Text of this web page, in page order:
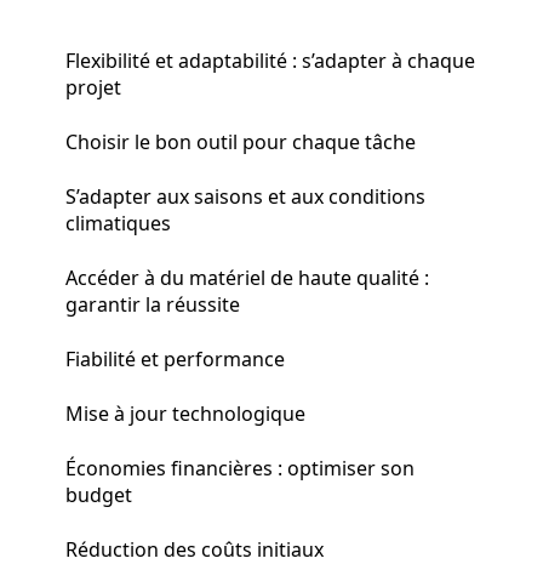
Flexibilité et adaptabilité : s’adapter à chaque
projet
Choisir le bon outil pour chaque tâche
S’adapter aux saisons et aux conditions
climatiques
Accéder à du matériel de haute qualité :
garantir la réussite
Fiabilité et performance
Mise à jour technologique
Économies financières : optimiser son
budget
Réduction des coûts initiaux